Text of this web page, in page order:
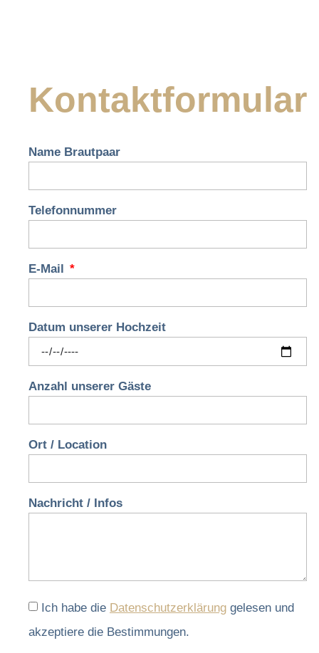
Kontaktformular
Name Brautpaar
Telefonnummer
E-Mail
Datum unserer Hochzeit
Anzahl unserer Gäste
Ort / Location
Nachricht / Infos
Ich habe die Datenschutzerklärung gelesen und
akzeptiere die Bestimmungen.